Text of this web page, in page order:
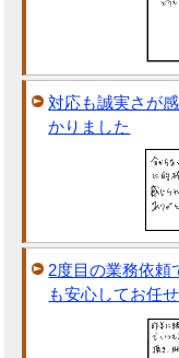
対応も誠実さが
かりました
2度目の業務依頼
も安心してお任